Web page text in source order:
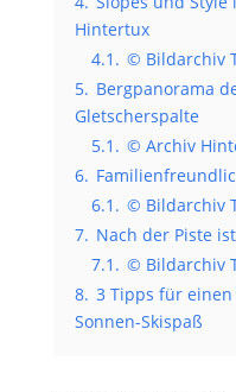
Hintertux
4.1. © Bildarchiv
5. Bergpanorama
Gletscherspalte
5.1. © Archiv
6.
6.1. © Bildarchiv
7. Nach der Piste
7.1. © Bildarchiv
8. 3 Tipps für
Sonnen-Skispaß